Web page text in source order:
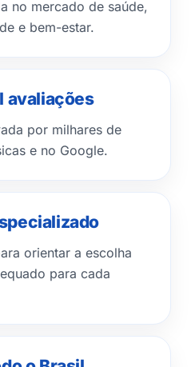
no mercado de saúde,
e bem-estar.
avaliações
por milhares de
e no Google.
orientar a escolha
para cada